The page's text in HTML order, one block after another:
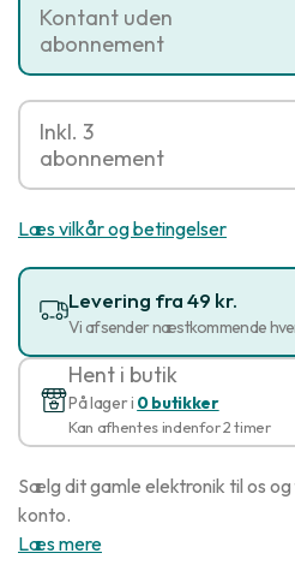
Kontant uden
abonnement
Inkl. 3
abonnement
Læs vilkår og betingelser
Levering fra 49 kr.
Vi afsender næstkommende
Hent i butik
På lager i 0 butikker
Kan afhentes indenfor 2 timer
Sælg dit gamle elektronik til os
konto.
Læs mere